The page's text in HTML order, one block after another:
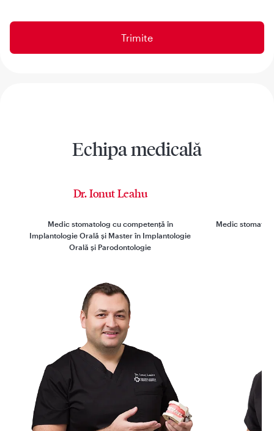
Echipa medicală
Dr. Ionut Leahu
Medic stomatolog cu competență în
Implantologie Orală și Master în Implantologie
Orală și Parodontologie
Medic